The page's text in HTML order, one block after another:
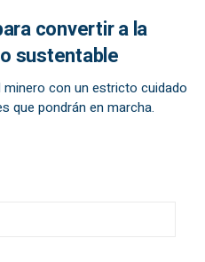
convertir a la
sustentable
con un estricto cuidado
que pondrán en marcha.